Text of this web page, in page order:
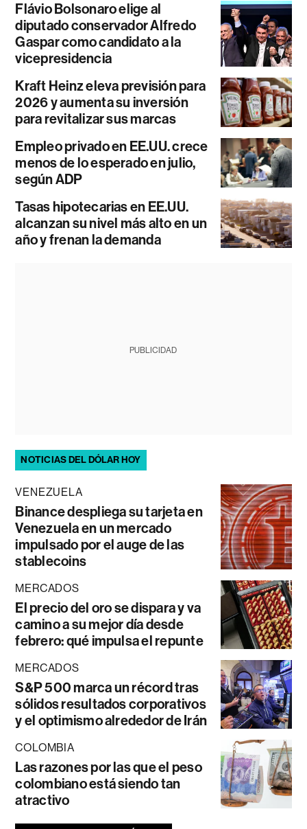
Flávio Bolsonaro elige al
diputado conservador Alfredo
Gaspar como candidato a la
vicepresidencia
Kraft Heinz eleva previsión para
2026 y aumenta su inversión
para revitalizar sus marcas
Empleo privado en EE.UU. crece
menos de lo esperado en julio,
según ADP
Tasas hipotecarias en EE.UU.
alcanzan su nivel más alto en un
año y frenan la demanda
PUBLICIDAD
NOTICIAS DEL DÓLAR HOY
VENEZUELA
Binance despliega su tarjeta en
Venezuela en un mercado
impulsado por el auge de las
stablecoins
MERCADOS
El precio del oro se dispara y va
camino a su mejor día desde
febrero: qué impulsa el repunte
MERCADOS
S&P 500 marca un récord tras
sólidos resultados corporativos
y el optimismo alrededor de Irán
COLOMBIA
Las razones por las que el peso
colombiano está siendo tan
atractivo